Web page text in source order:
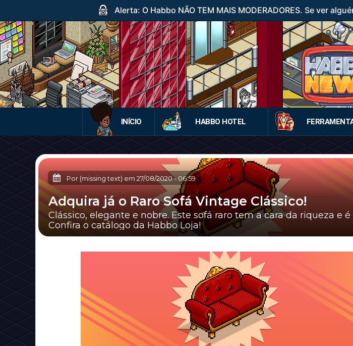
Alerta: O Habbo NÃO TEM MAIS MODERADORES. Se ver
INÍCIO HABBO HOTEL
Por (missing text) em 27/08/2020- 06:59
Adquira já o Raro Sofá Vintage Clássico!
Clássico, elegante e nobre. Este sofá raro tem a cara da riqueza e
Confira o catálogo da Habbo Loja!